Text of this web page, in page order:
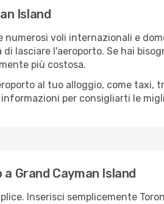
Island
numerosi voli internazionali e
lasciare l'aeroporto. Se hai
più costosa.
al tuo alloggio, come taxi,
per consigliarti le
Grand Cayman Island
Inserisci semplicemente